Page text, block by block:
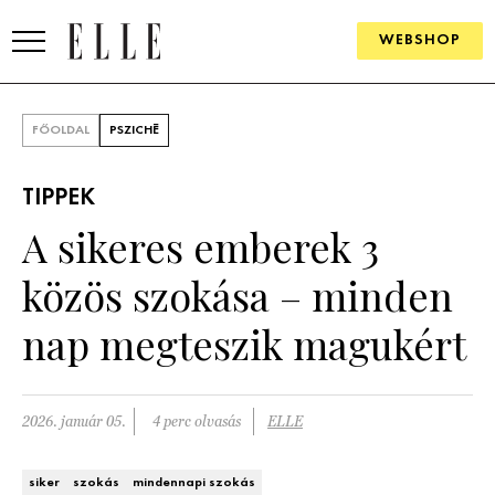
WEBSHOP
SZÉPSÉG
PSZICHÉ
ÉLETMÓD
PÁRKAPCSOLAT
FŐOLDAL PSZICHÉ
TIPPEK
A sikeres emberek 3
közös szokása – minden
nap megteszik magukért
2026. január 05. 4 perc olvasás ELLE
siker szokás mindennapi szokás